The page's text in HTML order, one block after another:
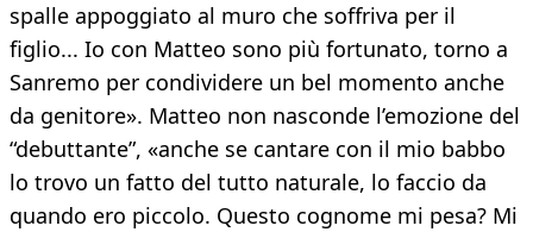
spalle appoggiato al muro che soffriva per il
figlio... Io con Matteo sono più fortunato, torno a
Sanremo per condividere un bel momento anche
da genitore». Matteo non nasconde l’emozione del
“debuttante”, «anche se cantare con il mio babbo
lo trovo un fatto del tutto naturale, lo faccio da
quando ero piccolo. Questo cognome mi pesa? Mi